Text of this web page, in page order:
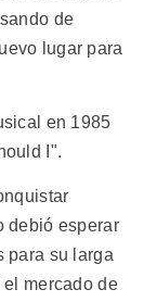
de
lugar para
en 1985
I".
debió esperar
para su larga
mercado de